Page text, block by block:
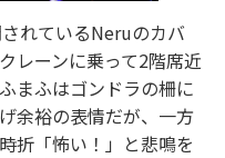
れているNeruのカバ
レーンに乗って2階席近
まふはゴンドラの柵に
余裕の表情だが、一方
折「怖い！」と悲鳴を